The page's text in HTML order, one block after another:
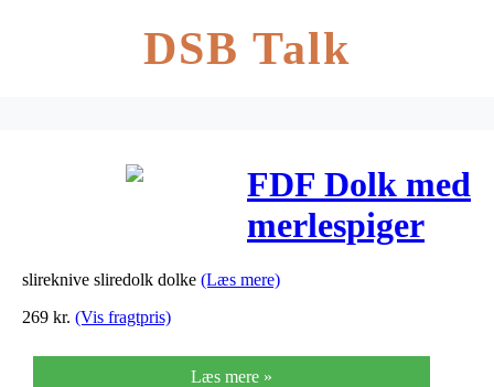
DSB Talk
FDF Dolk med
merlespiger
slireknive sliredolk dolke (Læs mere)
269 kr. (Vis fragtpris)
Læs mere »